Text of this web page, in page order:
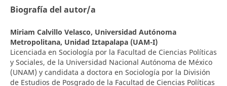
Biografía del autor/a
Miriam Calvillo Velasco, Universidad Autónoma
Metropolitana, Unidad Iztapalapa (UAM-I)
Licenciada en Sociología por la Facultad de Ciencias Políticas
y Sociales, de la Universidad Nacional Autónoma de México
(UNAM) y candidata a doctora en Sociología por la División
de Estudios de Posgrado de la Facultad de Ciencias Políticas